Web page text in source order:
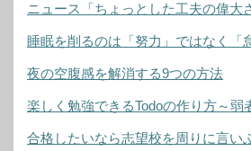
ニュース「ちょっとした工夫の偉大
睡眠を削るのは「努力」ではなく「
夜の空腹感を解消する9つの方法
楽しく勉強できるTodoの作り方～弱
合格したいなら志望校を周りに言い